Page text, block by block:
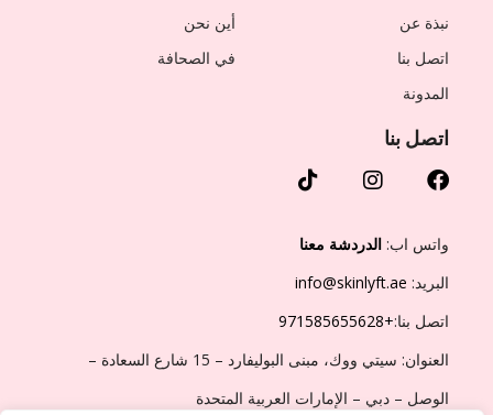
نبذة عن
اتصل بنا
المدونة
أين نحن
في الصحافة
اتصل بنا
واتس اب: الدردشة معنا
البريد: info@skinlyft.ae
اتصل بنا:+971585655628
العنوان: سيتي ووك، مبنى البوليفارد – 15 شارع السعادة –
الوصل – دبي – الإمارات العربية المتحدة